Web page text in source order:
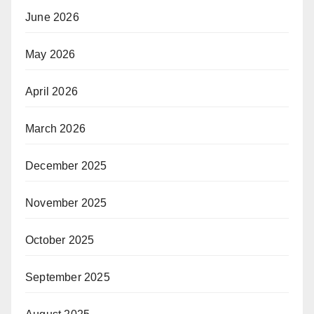
June 2026
May 2026
April 2026
March 2026
December 2025
November 2025
October 2025
September 2025